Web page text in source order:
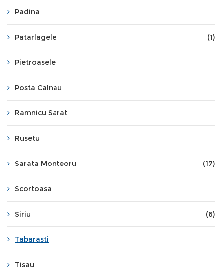
Padina
Patarlagele (1)
Pietroasele
Posta Calnau
Ramnicu Sarat
Rusetu
Sarata Monteoru (17)
Scortoasa
Siriu (6)
Tabarasti
Tisau